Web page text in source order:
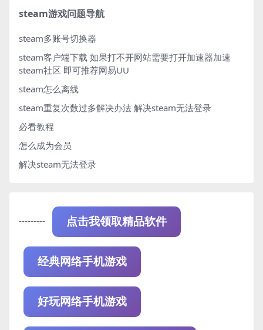
steam游戏问题导航
steam多账号切换器
steam客户端下载 如果打不开网站需要打开加速器加速
steam社区 即可推荐网易UU
steam怎么离线
steam重复次数过多解决办法 解决steam无法登录
必看教程
怎么成为会员
解决steam无法登录
--------- 点击我领取精品软件
经典网络手机游戏
好玩网络手机游戏